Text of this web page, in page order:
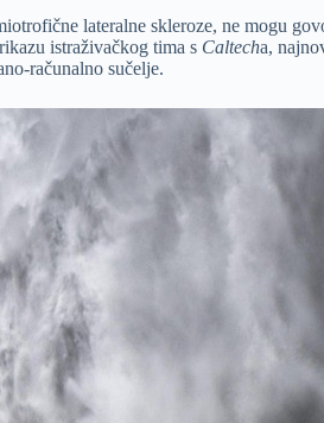
lateralne skleroze, ne mogu
istraživačkog tima s Caltecha,
računalno sučelje.